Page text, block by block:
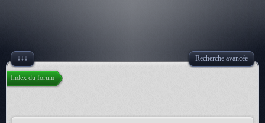
↓↓↓ Recherche avancée
Index du forum